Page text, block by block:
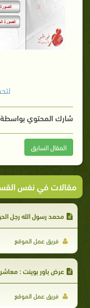
شارك المحتوي
المقال السابق
مقالات في نفس
محمد رسول الله رجل
فريق عمل الموقع
عرض باور بوينت :
فريق عمل الموقع